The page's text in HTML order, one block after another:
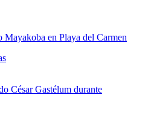
en Playa del Carmen
César Gastélum durante